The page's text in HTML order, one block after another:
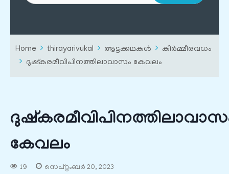
Home thirayarivukal ആട്ടക്കഥകൾ
കിർമ്മീരവധം
ദുഷ്കരമീവിപിനത്തിലാവാസം കേവലം
കേവലം
19 സെപ്റ്റംബർ 20, 2023